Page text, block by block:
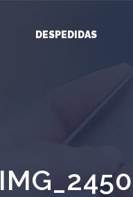
DESPEDIDAS
IMG_2450